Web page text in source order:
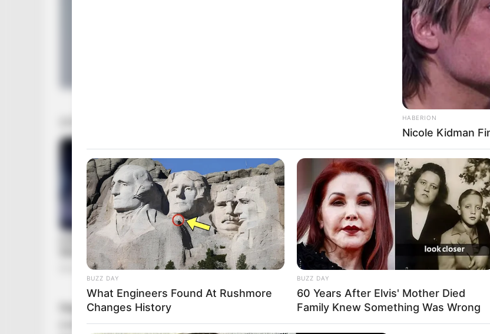
Nagy Ervin a HVG-nek adott interjút, amiben többek között arról beszélt, hogy az utóbbi
a színészet háttérbe szorult az életében, és nem véletlen, hogy szinte kizárólag politikai,
HABERION
Nicole Kidman
BUZZ DAY
What Engineers Found At Rushmore
Changes History
BUZZ DAY
60 Years After Elvis' Mother Died
Family Knew Something Was Wrong